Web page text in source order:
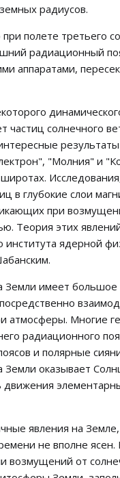
радиусов.
полете третьего
радиационный
аппаратами,
частиц солнечного
"Молния" и
в глубокие слои
при
Теория этих
института ядерной
Земли имеет большое
атмосферы. Многие
радиационного
и полярные
Земли оказывает
явления на
не вполне
возмущений от